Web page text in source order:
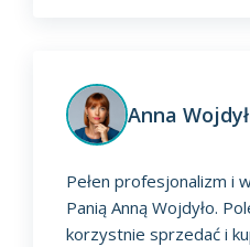
Anna
Pełen profesjonalizm i
Panią Anną Wojdyło.
korzystnie sprzedać i